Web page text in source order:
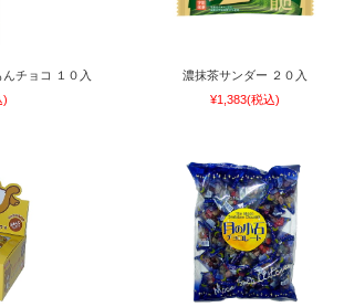
チョコ １０入
)
濃抹茶サンダー ２０入
¥1,383(税込)